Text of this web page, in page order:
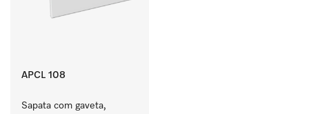
APCL 108
Sapata com gaveta,